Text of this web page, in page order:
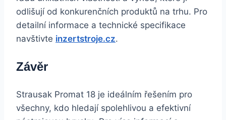
odlišují od konkurenčních produktů na trhu. Pro
detailní informace a technické specifikace
navštivte inzertstroje.cz.
Závěr
Strausak Promat 18 je ideálním řešením pro
všechny, kdo hledají spolehlivou a efektivní